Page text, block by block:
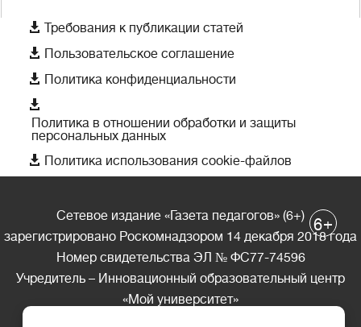
 Требования к публикации статей
 Пользовательское соглашение
 Политика конфиденциальности

Политика в отношении обработки и защиты
персональных данных
 Политика использования cookie-файлов
Сетевое издание «Газета педагогов» (6+)
зарегистрировано Роскомнадзором 14 декабря 2018 года
Номер свидетельства ЭЛ № ФС77-74596
Учредитель – Инновационный образовательный центр
«Мой университет»
6+